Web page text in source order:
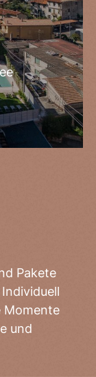
Pakete
Momente
und